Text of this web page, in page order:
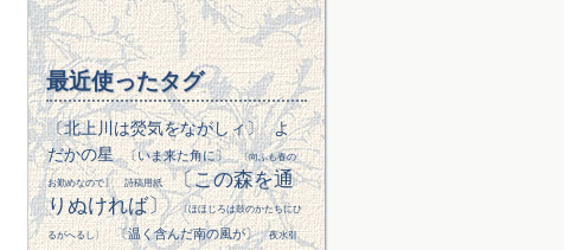
最近使ったタグ
〔北上川は熒気をながしィ〕 よ
だかの星
〔いま来た角に〕 〔向ふも春の
お勤めなので〕 詩稿用紙
〔この森を通
りぬければ〕
〔ほほじろは鼓のかたちにひ
るがへるし〕 〔温く含んだ南の風が〕 夜水引